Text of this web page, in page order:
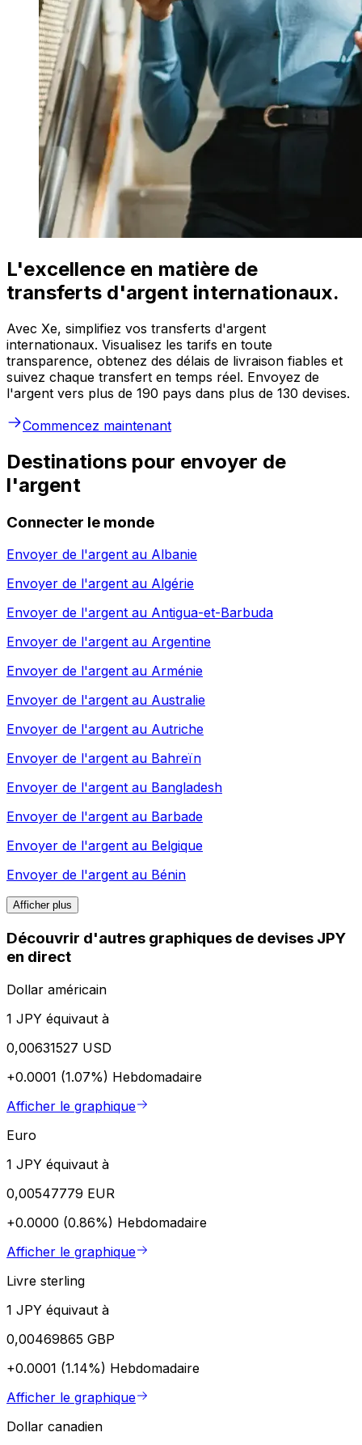
L'excellence en matière de
transferts d'argent internationaux.
Avec Xe, simplifiez vos transferts d'argent
internationaux. Visualisez les tarifs en toute
transparence, obtenez des délais de livraison fiables et
suivez chaque transfert en temps réel. Envoyez de
l'argent vers plus de 190 pays dans plus de 130 devises.
Commencez maintenant
Destinations pour envoyer de
l'argent
Connecter le monde
Envoyer de l'argent au Albanie
Envoyer de l'argent au Algérie
Envoyer de l'argent au Antigua-et-Barbuda
Envoyer de l'argent au Argentine
Envoyer de l'argent au Arménie
Envoyer de l'argent au Australie
Envoyer de l'argent au Autriche
Envoyer de l'argent au Bahreïn
Envoyer de l'argent au Bangladesh
Envoyer de l'argent au Barbade
Envoyer de l'argent au Belgique
Envoyer de l'argent au Bénin
Afficher plus
Découvrir d'autres graphiques de devises JPY
en direct
Dollar américain
1 JPY équivaut à
0,00631527 USD
+0.0001 (1.07%) Hebdomadaire
Afficher le graphique
Euro
1 JPY équivaut à
0,00547779 EUR
+0.0000 (0.86%) Hebdomadaire
Afficher le graphique
Livre sterling
1 JPY équivaut à
0,00469865 GBP
+0.0001 (1.14%) Hebdomadaire
Afficher le graphique
Dollar canadien